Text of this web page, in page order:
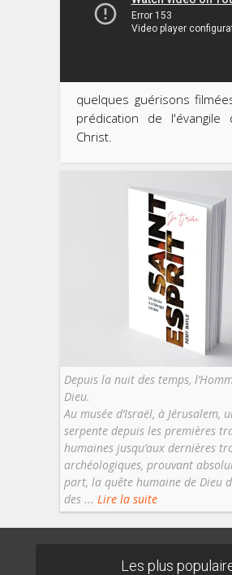
quelques guérisons
prédication de l'évangile
Christ.
Depuis la nuit des temps,
Dieu.
Au musée d’Israël, à Jérusalem,
serpente depuis les premières
humaines jusqu’aux dernières
archéologiques, prouvant
part, la quête humaine de Dieu
des ... Lire la suite
Les plus